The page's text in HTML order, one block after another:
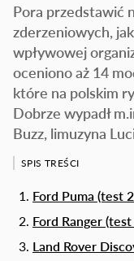
Pora przedstawić
zderzeniowych,
wpływowej
oceniono aż 14
które na polskim
Dobrze wypadł
Buzz, limuzyna
SPIS TREŚCI
Ford Puma (test
Ford Ranger
Land Rover